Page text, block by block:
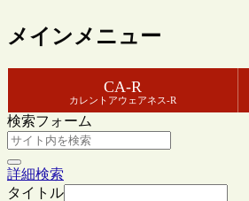
メインメニュー
CA-R
カレントアウェアネス-R
検索フォーム
詳細検索
タイトル